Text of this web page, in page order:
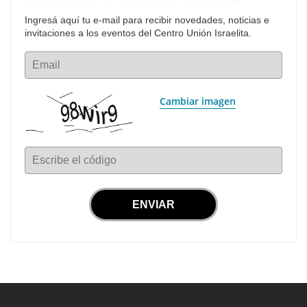
Ingresá aquí tu e-mail para recibir novedades, noticias e
invitaciones a los eventos del Centro Unión Israelita.
Email
Cambiar imagen
Escribe el código